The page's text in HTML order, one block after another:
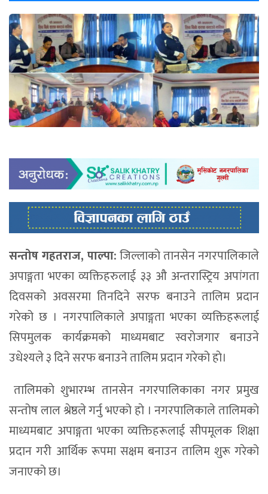
सन्तोष गहतराज, पाल्पा:जिल्लाकाे तानसेन नगरपालिकाले
अपाङ्गता भएका व्यक्तिहरुलाई ३३ औ अन्तरास्ट्रिय अपांगता
दिवसको अवसरमा तिनदिने सरफ बनाउने तालिम प्रदान
गरेको छ । नगरपालिकाले अपाङ्गता भएका व्यक्तिहरूलाई
सिपमुलक कार्यक्रमकाे माध्यमबाट स्वराेजगार बनाउने
उधेश्यले ३ दिने सरफ बनाउने तालिम प्रदान गरेको हाे।
तालिमकाे शुभारम्भ तानसेन नगरपालिकाका नगर प्रमुख
सन्तोष लाल श्रेष्ठले गर्नु भएको हाे । नगरपालिकाले तालिमकाे
माध्यमबाट अपाङ्गता भएका व्यक्तिहरूलाई सीपमूलक शिक्षा
प्रदान गरी आर्थिक रूपमा सक्षम बनाउन तालिम शुरू गरेको
जनाएको छ।